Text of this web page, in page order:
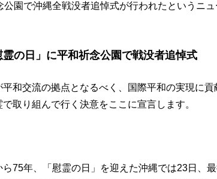
園で沖縄全戦没者追悼式が行われたというニ
の日」に平和祈念公園で戦没者追悼式
和交流の拠点となるべく、国際平和の実現に貢
取り組んで行く決意をここに宣言します。
75年、「慰霊の日」を迎えた沖縄では23日、